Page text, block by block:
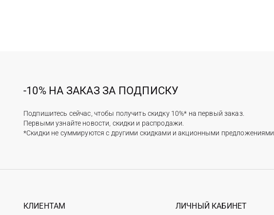
-10% НА ЗАКАЗ ЗА ПОДПИСКУ
Подпишитесь сейчас, чтобы получить скидку 10%* на первый заказ.
Первыми узнайте новости, скидки и распродажи.
*Скидки не суммируются с другими скидками и акционными предложениями.
КЛИЕНТАМ ЛИЧНЫЙ КАБИНЕТ